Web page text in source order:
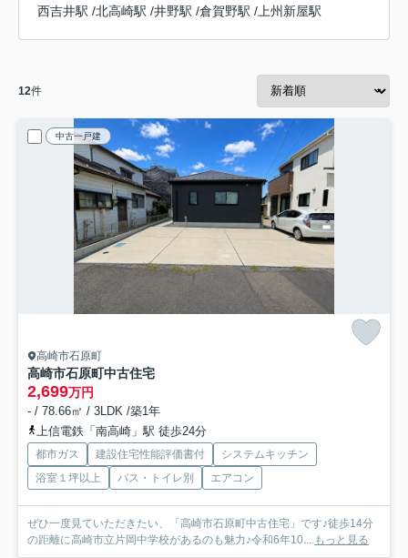
西吉井駅 /北高崎駅 /井野駅 /倉賀野駅 / 上州新屋駅
12件
中古一戸建
高崎市石原町
高崎市石原町中古住宅
2,699万円
- / 78.66㎡ / 3LDK /築1年
上信電鉄「南高崎」駅 徒歩24分
都市ガス 建設住宅性能評価書付
システムキッチン
浴室１坪以上
バス・トイレ別 エアコン
ぜひ一度見ていただきたい、「高崎市石原町中古住宅」です♪徒歩14分
の距離に高崎市立片岡中学校があるのも魅力♪令和6年10...
もっと見る